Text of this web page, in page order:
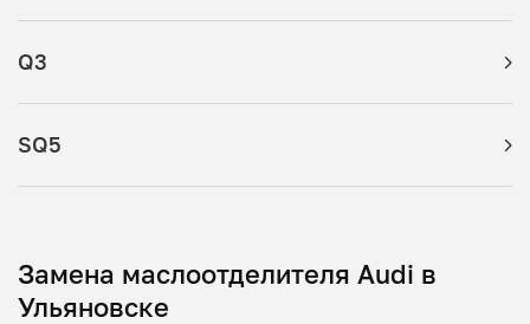
Q3
SQ5
Замена маслоотделителя Audi в
Ульяновске